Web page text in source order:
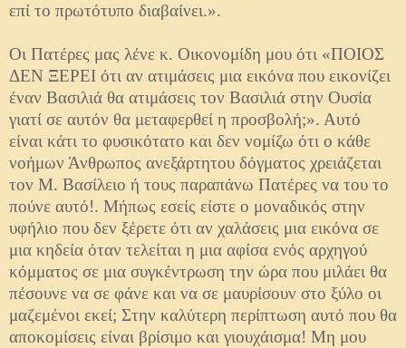
επί το πρωτότυπο διαβαίνει.».
Οι Πατέρες μας λένε κ. Οικονομίδη μου ότι «ΠΟΙΟΣ
ΔΕΝ ΞΕΡΕΙ ότι αν ατιμάσεις μια εικόνα που εικονίζει
έναν Βασιλιά θα ατιμάσεις τον Βασιλιά στην Ουσία
γιατί σε αυτόν θα μεταφερθεί η προσβολή;». Αυτό
είναι κάτι το φυσικότατο και δεν νομίζω ότι ο κάθε
νοήμων Άνθρωπος ανεξάρτητου δόγματος χρειάζεται
τον Μ. Βασίλειο ή τους παραπάνω Πατέρες να του το
πούνε αυτό!. Μήπως εσείς είστε ο μοναδικός στην
υφήλιο που δεν ξέρετε ότι αν χαλάσεις μια εικόνα σε
μια κηδεία όταν τελείται η μια αφίσα ενός αρχηγού
κόμματος σε μια συγκέντρωση την ώρα που μιλάει θα
πέσουνε να σε φάνε και να σε μαυρίσουν στο ξύλο οι
μαζεμένοι εκεί; Στην καλύτερη περίπτωση αυτό που θα
αποκομίσεις είναι βρίσιμο και γιουχάισμα! Μη μου